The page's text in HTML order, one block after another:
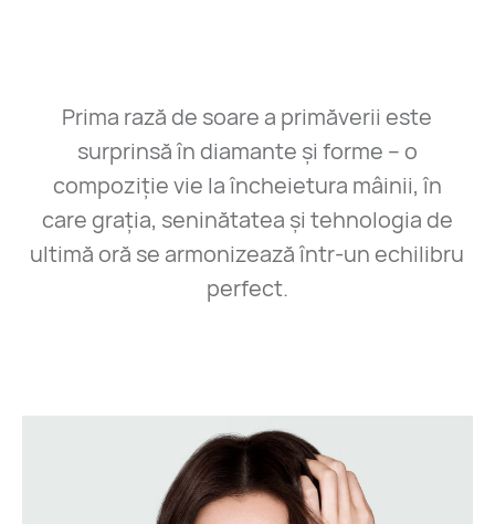
Prima rază de soare a primăverii este
surprinsă în diamante și forme – o
compoziție vie la încheietura mâinii, în
care grația, seninătatea și tehnologia de
ultimă oră se armonizează într-un echilibru
perfect.